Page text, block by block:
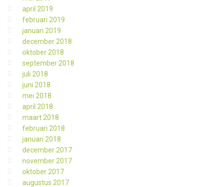
april 2019
februari 2019
januari 2019
december 2018
oktober 2018
september 2018
juli 2018
juni 2018
mei 2018
april 2018
maart 2018
februari 2018
januari 2018
december 2017
november 2017
oktober 2017
augustus 2017